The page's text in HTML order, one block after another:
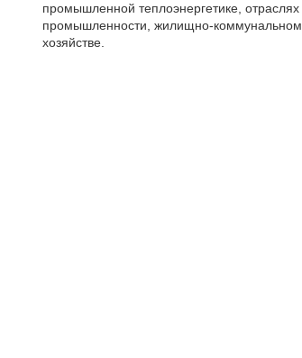
промышленной теплоэнергетике, отраслях
промышленности, жилищно-коммунальном
хозяйстве.